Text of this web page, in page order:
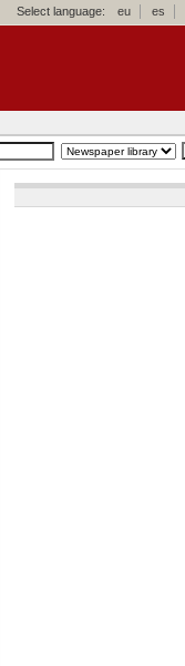
Select language: eu es